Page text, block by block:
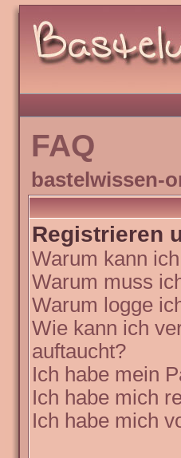
FAQ
bastelwissen-
Registrieren
Warum kann
Warum muss
Warum logge
Wie kann ich
auftaucht?
Ich habe mein
Ich habe mich
Ich habe mich